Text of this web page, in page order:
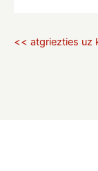
<< atgriezties uz